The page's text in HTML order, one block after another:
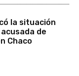
la situación
de
Chaco